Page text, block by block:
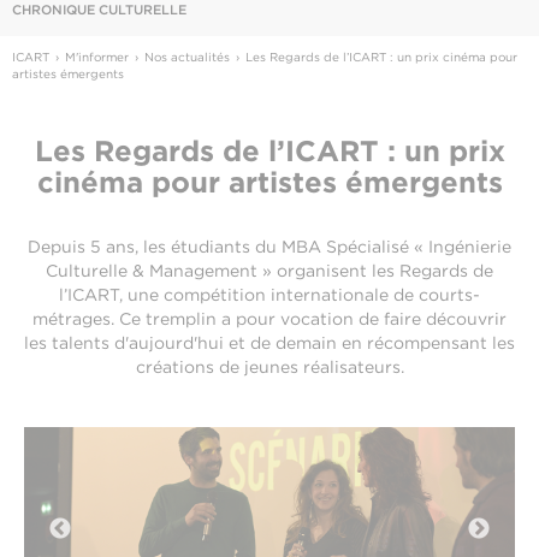
CHRONIQUE CULTURELLE
ICART M'informer Nos actualités
Les Regards de l’ICART : un prix cinéma pour
artistes émergents
Les Regards de l’ICART : un prix
cinéma pour artistes émergents
Depuis 5 ans, les étudiants du MBA Spécialisé « Ingénierie
Culturelle & Management » organisent les Regards de
l’ICART, une compétition internationale de courts-
métrages. Ce tremplin a pour vocation de faire découvrir
les talents d'aujourd'hui et de demain en récompensant les
créations de jeunes réalisateurs.